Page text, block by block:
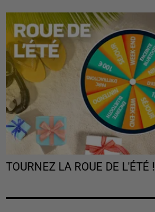
TOURNEZ LA ROUE DE L'ÉTÉ !